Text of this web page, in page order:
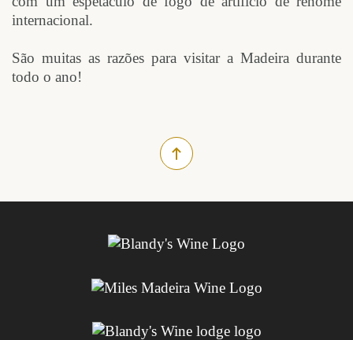
internacional.
São muitas as razões para visitar a Madeira durante
todo o ano!